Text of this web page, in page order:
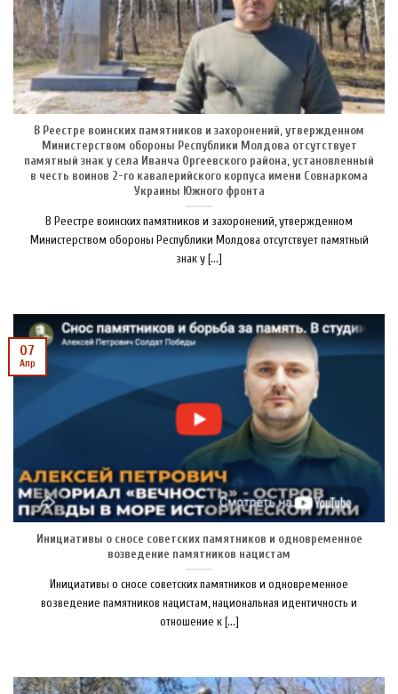
В Реестре воинских памятников и захоронений, утвержденном
Министерством обороны Республики Молдова отсутствует
памятный знак у села Иванча Оргеевского района, установленный
в честь воинов 2-го кавалерийского корпуса имени Совнаркома
Украины Южного фронта
В Реестре воинских памятников и захоронений, утвержденном
Министерством обороны Республики Молдова отсутствует памятный
знак у [...]
Инициативы о сносе советских памятников и одновременное
возведение памятников нацистам
Инициативы о сносе советских памятников и одновременное
возведение памятников нацистам, национальная идентичность и
отношение к [...]
07
Апр